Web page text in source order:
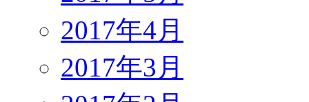
2017年4月
2017年3月